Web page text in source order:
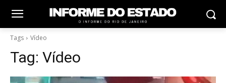
Tags Vídeo
Tag: Vídeo